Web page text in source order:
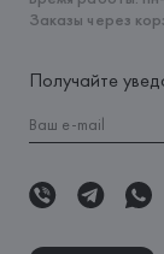
Заказы через
Получайте